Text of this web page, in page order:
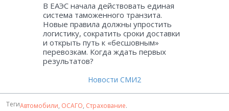
В ЕАЭС начала действовать единая
система таможенного транзита.
Новые правила должны упростить
логистику, сократить сроки доставки
и открыть путь к «бесшовным»
перевозкам. Когда ждать первых
результатов?
Новости СМИ2
ТегиАвтомобили, ОСАГО, Страхование.